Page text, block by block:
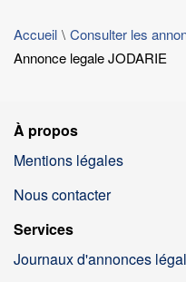
Accueil Consulter les
Annonce legale JODARIE
À propos
Mentions légales
Nous contacter
Services
Journaux d'annonces